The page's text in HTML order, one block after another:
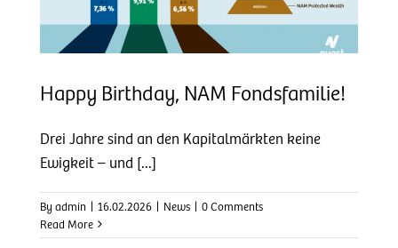
Happy Birthday, NAM Fondsfamilie!
Drei Jahre sind an den Kapitalmärkten keine
Ewigkeit – und [...]
By admin | 16.02.2026 | News | 0 Comments
Read More